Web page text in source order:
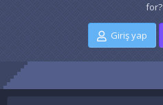
for?
Giriş yap